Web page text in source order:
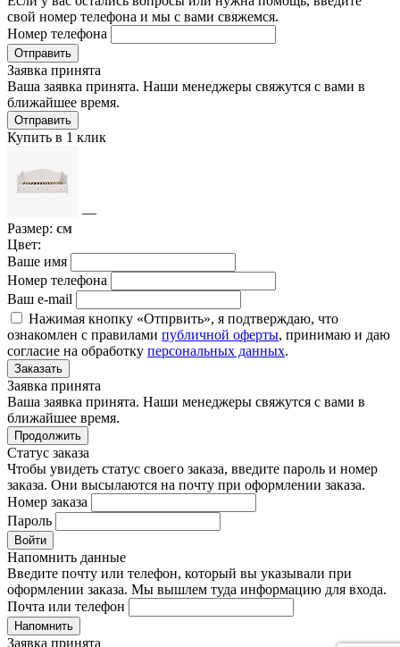
свой номер телефона и мы с вами свяжемся.
Номер телефона
Отправить
Заявка принята
Ваша заявка принята. Наши менеджеры свяжутся с вами в
ближайшее время.
Отправить
Купить в 1 клик
—
Размер: см
Цвет:
Ваше имя
Номер телефона
Ваш e-mail
Нажимая кнопку «Отпрвить», я подтверждаю, что
ознакомлен с правилами публичной оферты, принимаю и даю
согласие на обработку персональных данных.
Заказать
Заявка принята
Ваша заявка принята. Наши менеджеры свяжутся с вами в
ближайшее время.
Продолжить
Статус заказа
Чтобы увидеть статус своего заказа, введите пароль и номер
заказа. Они высылаются на почту при оформлении заказа.
Номер заказа
Пароль
Войти
Напомнить данные
Введите почту или телефон, который вы указывали при
оформлении заказа. Мы вышлем туда информацию для входа.
Почта или телефон
Напомнить
Заявка принята